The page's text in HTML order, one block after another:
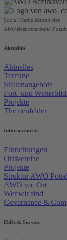
Social Media Kanäle des
AWO Bezirksverband
Aktuelles
Aktuelles
Termine
Stellenangebote
Fort- und
Projekte
Themenfelder
Informationen
Einrichtungen
Ortsvereine
Projekte
Struktur AWO
AWO vor Ort
Wer wir sind
Governance &
Hilfe & Service